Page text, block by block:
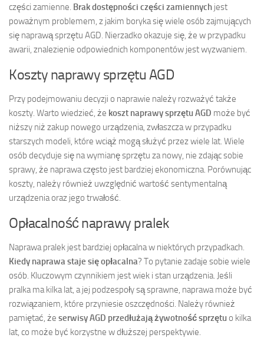
części zamienne. Brak dostępności części zamiennych jest
poważnym problemem, z jakim boryka się wiele osób zajmujących
się naprawą sprzętu AGD. Nierzadko okazuje się, że w przypadku
awarii, znalezienie odpowiednich komponentów jest wyzwaniem.
Koszty naprawy sprzętu AGD
Przy podejmowaniu decyzji o naprawie należy rozważyć także
koszty. Warto wiedzieć, że koszt naprawy sprzętu AGD może być
niższy niż zakup nowego urządzenia, zwłaszcza w przypadku
starszych modeli, które wciąż mogą służyć przez wiele lat. Wiele
osób decyduje się na wymianę sprzętu za nowy, nie zdając sobie
sprawy, że naprawa często jest bardziej ekonomiczna. Porównując
koszty, należy również uwzględnić wartość sentymentalną
urządzenia oraz jego trwałość.
Opłacalność naprawy pralek
Naprawa pralek jest bardziej opłacalna w niektórych przypadkach.
Kiedy naprawa staje się opłacalna? To pytanie zadaje sobie wiele
osób. Kluczowym czynnikiem jest wiek i stan urządzenia. Jeśli
pralka ma kilka lat, a jej podzespoły są sprawne, naprawa może być
rozwiązaniem, które przyniesie oszczędności. Należy również
pamiętać, że serwisy AGD przedłużają żywotność sprzętuo kilka
lat, co może być korzystne w dłuższej perspektywie.